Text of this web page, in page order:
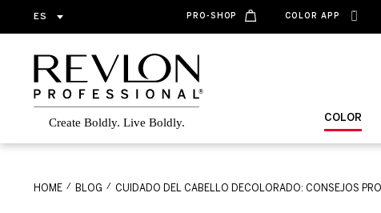
ES PRO-SHOP COLOR APP
COLOR
HOME BLOG CUIDADO DEL CABELLO DECOLORADO: CONSEJOS